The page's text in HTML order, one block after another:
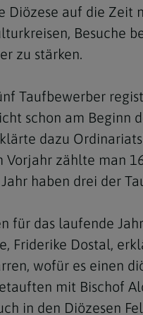
auf die Zeit
Besuche
zu stärken.
Taufbewerber
schon am Beginn
dazu
zählte man
haben drei der
für das laufende
Friderike Dostal,
wofür es einen
mit Bischof
in den Diözesen